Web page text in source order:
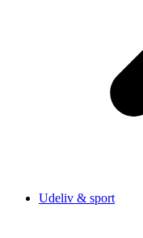
Udeliv & sport